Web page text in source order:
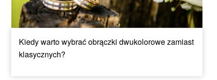
Kiedy warto wybrać obrączki dwukolorowe zamiast
klasycznych?